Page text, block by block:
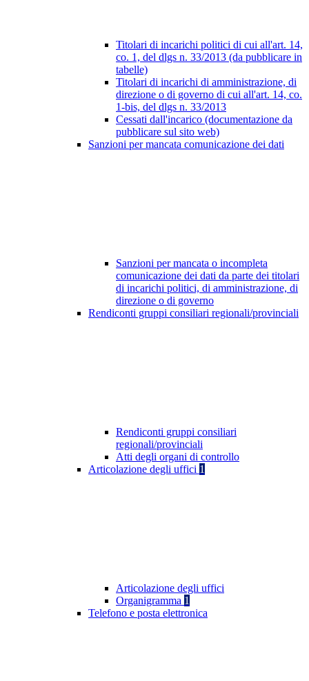
Titolari di incarichi politici di cui all'art. 14,
co. 1, del dlgs n. 33/2013 (da pubblicare in
tabelle)
Titolari di incarichi di amministrazione, di
direzione o di governo di cui all'art. 14, co.
1-bis, del dlgs n. 33/2013
Cessati dall'incarico (documentazione da
pubblicare sul sito web)
Sanzioni per mancata comunicazione dei dati
Sanzioni per mancata o incompleta
comunicazione dei dati da parte dei titolari
di incarichi politici, di amministrazione, di
direzione o di governo
Rendiconti gruppi consiliari regionali/provinciali
Rendiconti gruppi consiliari
regionali/provinciali
Atti degli organi di controllo
Articolazione degli uffici 1
Articolazione degli uffici
Organigramma 1
Telefono e posta elettronica